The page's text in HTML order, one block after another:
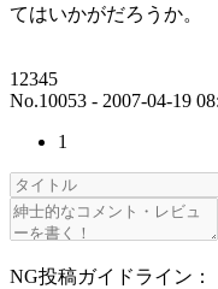
てはいかがだろうか。
12345
No.10053 - 2007-04-19
1
NG投稿ガイドライン